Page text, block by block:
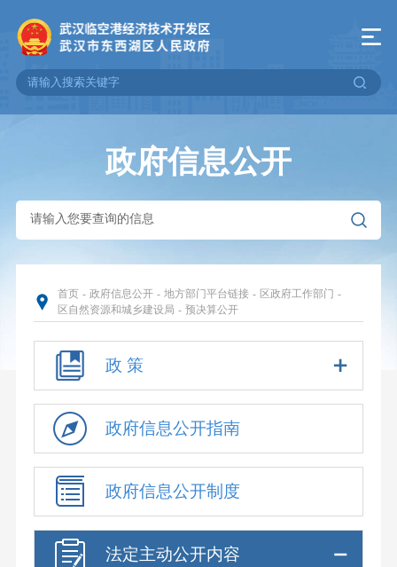
政府信息公开
首页 - 政府信息公开 - 地方部门平台链接 - 区政府工作部门 -
区自然资源和城乡建设局 - 预决算公开
政 策
政府信息公开指南
政府信息公开制度
法定主动公开内容